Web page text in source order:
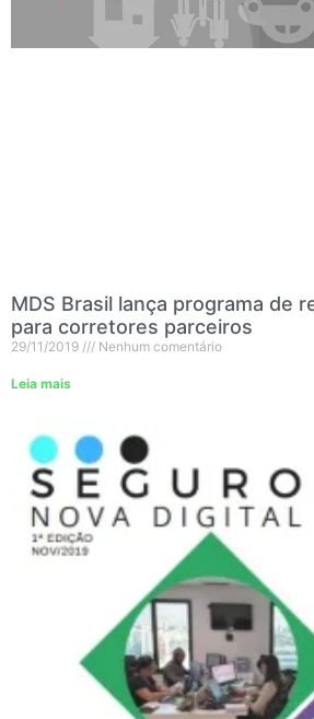
MDS Brasil lança programa de
para corretores parceiros
29/11/2019 Nenhum comentário
Leia mais